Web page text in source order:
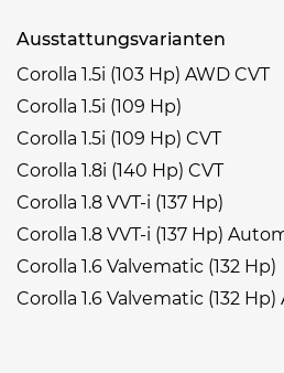
Ausstattungsvarianten
Corolla 1.5i (103 Hp) AWD CVT
Corolla 1.5i (109 Hp)
Corolla 1.5i (109 Hp) CVT
Corolla 1.8i (140 Hp) CVT
Corolla 1.8 VVT-i (137 Hp)
Corolla 1.8 VVT-i (137 Hp)
Corolla 1.6 Valvematic (132 Hp)
Corolla 1.6 Valvematic (132